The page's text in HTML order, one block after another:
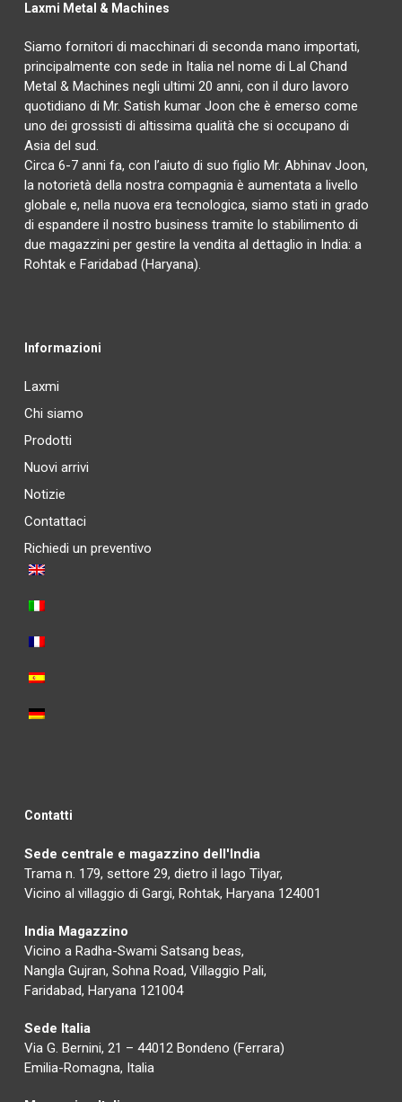
Laxmi Metal & Machines
Siamo fornitori di macchinari di seconda mano importati,
principalmente con sede in Italia nel nome di Lal Chand
Metal & Machines negli ultimi 20 anni, con il duro lavoro
quotidiano di Mr. Satish kumar Joon che è emerso come
uno dei grossisti di altissima qualità che si occupano di
Asia del sud.
Circa 6-7 anni fa, con l’aiuto di suo figlio Mr. Abhinav Joon,
la notorietà della nostra compagnia è aumentata a livello
globale e, nella nuova era tecnologica, siamo stati in grado
di espandere il nostro business tramite lo stabilimento di
due magazzini per gestire la vendita al dettaglio in India: a
Rohtak e Faridabad (Haryana).
Informazioni
Laxmi
Chi siamo
Prodotti
Nuovi arrivi
Notizie
Contattaci
Richiedi un preventivo
Contatti
Sede centrale e magazzino dell'India
Trama n. 179, settore 29, dietro il lago Tilyar,
Vicino al villaggio di Gargi, Rohtak, Haryana 124001
India Magazzino
Vicino a Radha-Swami Satsang beas,
Nangla Gujran, Sohna Road, Villaggio Pali,
Faridabad, Haryana 121004
Sede Italia
Via G. Bernini, 21 – 44012 Bondeno (Ferrara)
Emilia-Romagna, Italia